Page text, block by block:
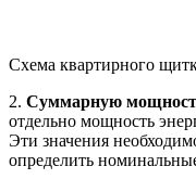
Схема квартирного
2. Суммарную
отдельно мощность
Эти значения
определить